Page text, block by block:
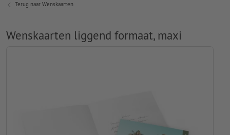
Terug naar Wenskaarten
Wenskaarten liggend formaat, maxi